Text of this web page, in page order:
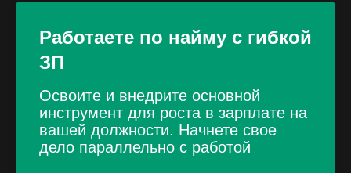
Работаете по найму с гибкой
ЗП
Освоите и внедрите основной
инструмент для роста в зарплате на
вашей должности. Начнете свое
дело параллельно с работой